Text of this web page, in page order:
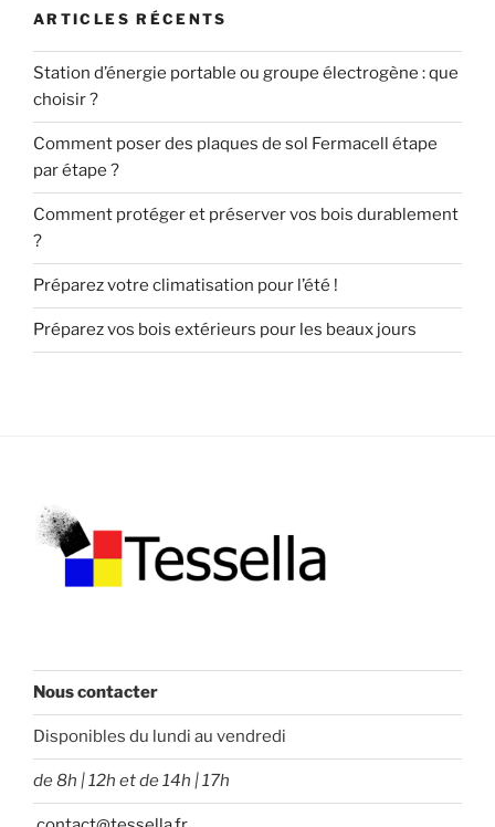
ARTICLES RÉCENTS
Station d’énergie portable ou groupe électrogène : que
choisir ?
Comment poser des plaques de sol Fermacell étape
par étape ?
Comment protéger et préserver vos bois durablement
?
Préparez votre climatisation pour l’été !
Préparez vos bois extérieurs pour les beaux jours
Nous contacter
Disponibles du lundi au vendredi
de 8h | 12h et de 14h | 17h